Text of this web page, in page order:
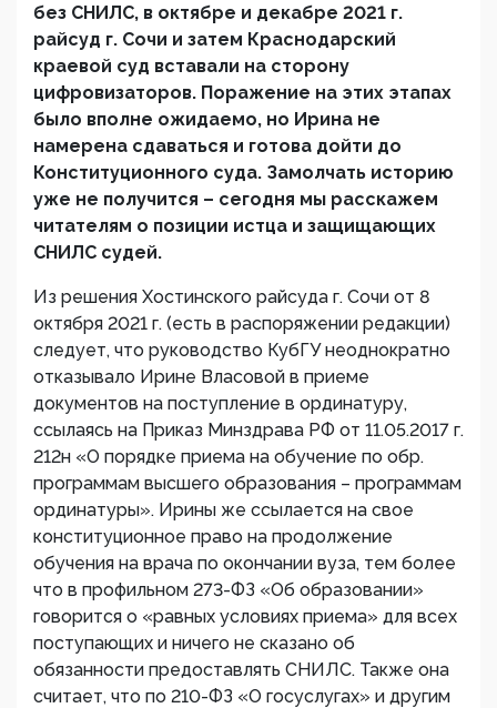
без СНИЛС, в октябре и декабре 2021 г.
райсуд г. Сочи и затем Краснодарский
краевой суд вставали на сторону
цифровизаторов. Поражение на этих этапах
было вполне ожидаемо, но Ирина не
намерена сдаваться и готова дойти до
Конституционного суда. Замолчать историю
уже не получится – сегодня мы расскажем
читателям о позиции истца и защищающих
СНИЛС судей.
Из решения Хостинского райсуда г. Сочи от 8
октября 2021 г. (есть в распоряжении редакции)
следует, что руководство КубГУ неоднократно
отказывало Ирине Власовой в приеме
документов на поступление в ординатуру,
ссылаясь на Приказ Минздрава РФ от 11.05.2017 г.
212н «О порядке приема на обучение по обр.
программам высшего образования – программам
ординатуры». Ирины же ссылается на свое
конституционное право на продолжение
обучения на врача по окончании вуза, тем более
что в профильном 273-ФЗ «Об образовании»
говорится о «равных условиях приема» для всех
поступающих и ничего не сказано об
обязанности предоставлять СНИЛС. Также она
считает, что по 210-ФЗ «О госуслугах» и другим